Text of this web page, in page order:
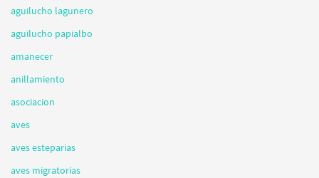
aguilucho lagunero
aguilucho papialbo
amanecer
anillamiento
asociacion
aves
aves esteparias
aves migratorias